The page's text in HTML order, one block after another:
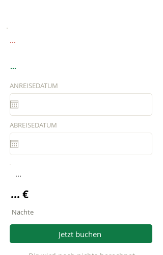
...
...
ANREISEDATUM
ABREISEDATUM
...
... €
Nächte
Jetzt buchen